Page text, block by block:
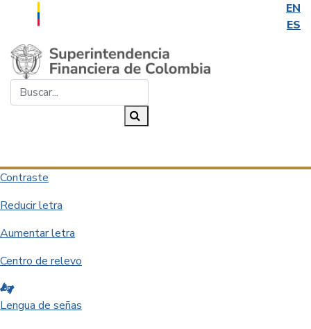
EN
ES
Saltar al contenido principal
Contraste
Reducir letra
Aumentar letra
Centro de relevo
Lengua de señas